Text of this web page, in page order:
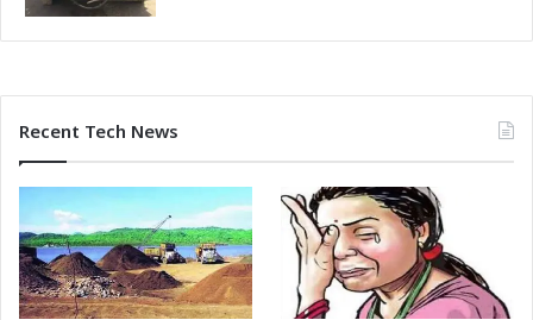
Recent Tech News